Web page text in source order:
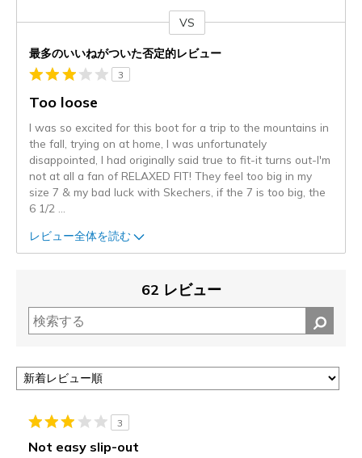
VS
最多のいいねがついた否定的レビュー
3
Too loose
I was so excited for this boot for a trip to the mountains in
the fall, trying on at home, I was unfortunately
disappointed, I had originally said true to fit-it turns out-I'm
not at all a fan of RELAXED FIT! They feel too big in my
size 7 & my bad luck with Skechers, if the 7 is too big, the
6 1/2
レビュー全体を読む
62 レビュー
3
Not easy slip-out